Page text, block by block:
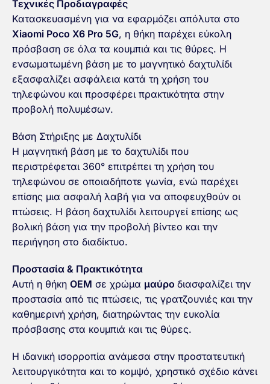
Τεχνικές Προδιαγραφές
Κατασκευασμένη για να εφαρμόζει απόλυτα στο
Xiaomi Poco X6 Pro 5G, η θήκη παρέχει εύκολη
πρόσβαση σε όλα τα κουμπιά και τις θύρες. Η
ενσωματωμένη βάση με το μαγνητικό δαχτυλίδι
εξασφαλίζει ασφάλεια κατά τη χρήση του
τηλεφώνου και προσφέρει πρακτικότητα στην
προβολή πολυμέσων.
Βάση Στήριξης με Δαχτυλίδι
Η μαγνητική βάση με το δαχτυλίδι που
περιστρέφεται 360° επιτρέπει τη χρήση του
τηλεφώνου σε οποιαδήποτε γωνία, ενώ παρέχει
επίσης μια ασφαλή λαβή για να αποφευχθούν οι
πτώσεις. Η βάση δαχτυλίδι λειτουργεί επίσης ως
βολική βάση για την προβολή βίντεο και την
περιήγηση στο διαδίκτυο.
Προστασία & Πρακτικότητα
Αυτή η θήκη OEM σε χρώμα μαύρο διασφαλίζει την
προστασία από τις πτώσεις, τις γρατζουνιές και την
καθημερινή χρήση, διατηρώντας την ευκολία
πρόσβασης στα κουμπιά και τις θύρες.
Η ιδανική ισορροπία ανάμεσα στην προστατευτική
λειτουργικότητα και το κομψό, χρηστικό σχέδιο κάνει